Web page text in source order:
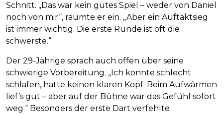
Schnitt. „Das war kein gutes Spiel – weder von Daniel
noch von mir“, räumte er ein. „Aber ein Auftaktsieg
ist immer wichtig. Die erste Runde ist oft die
schwerste.“
Der 29-Jährige sprach auch offen über seine
schwierige Vorbereitung. „Ich konnte schlecht
schlafen, hatte keinen klaren Kopf. Beim Aufwärmen
lief’s gut – aber auf der Bühne war das Gefühl sofort
weg.“ Besonders der erste Dart verfehlte